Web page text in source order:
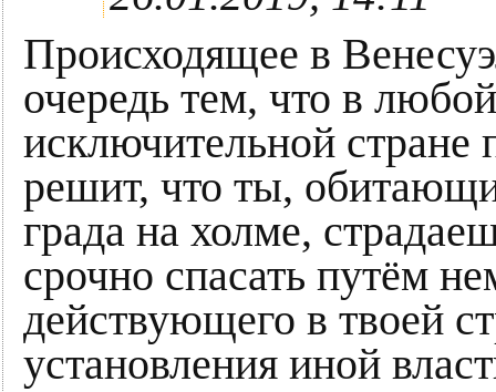
Происходящее в
очередь тем, что в
исключительной
решит, что ты,
града на холме,
срочно спасать путём
действующего в твоей
установления иной